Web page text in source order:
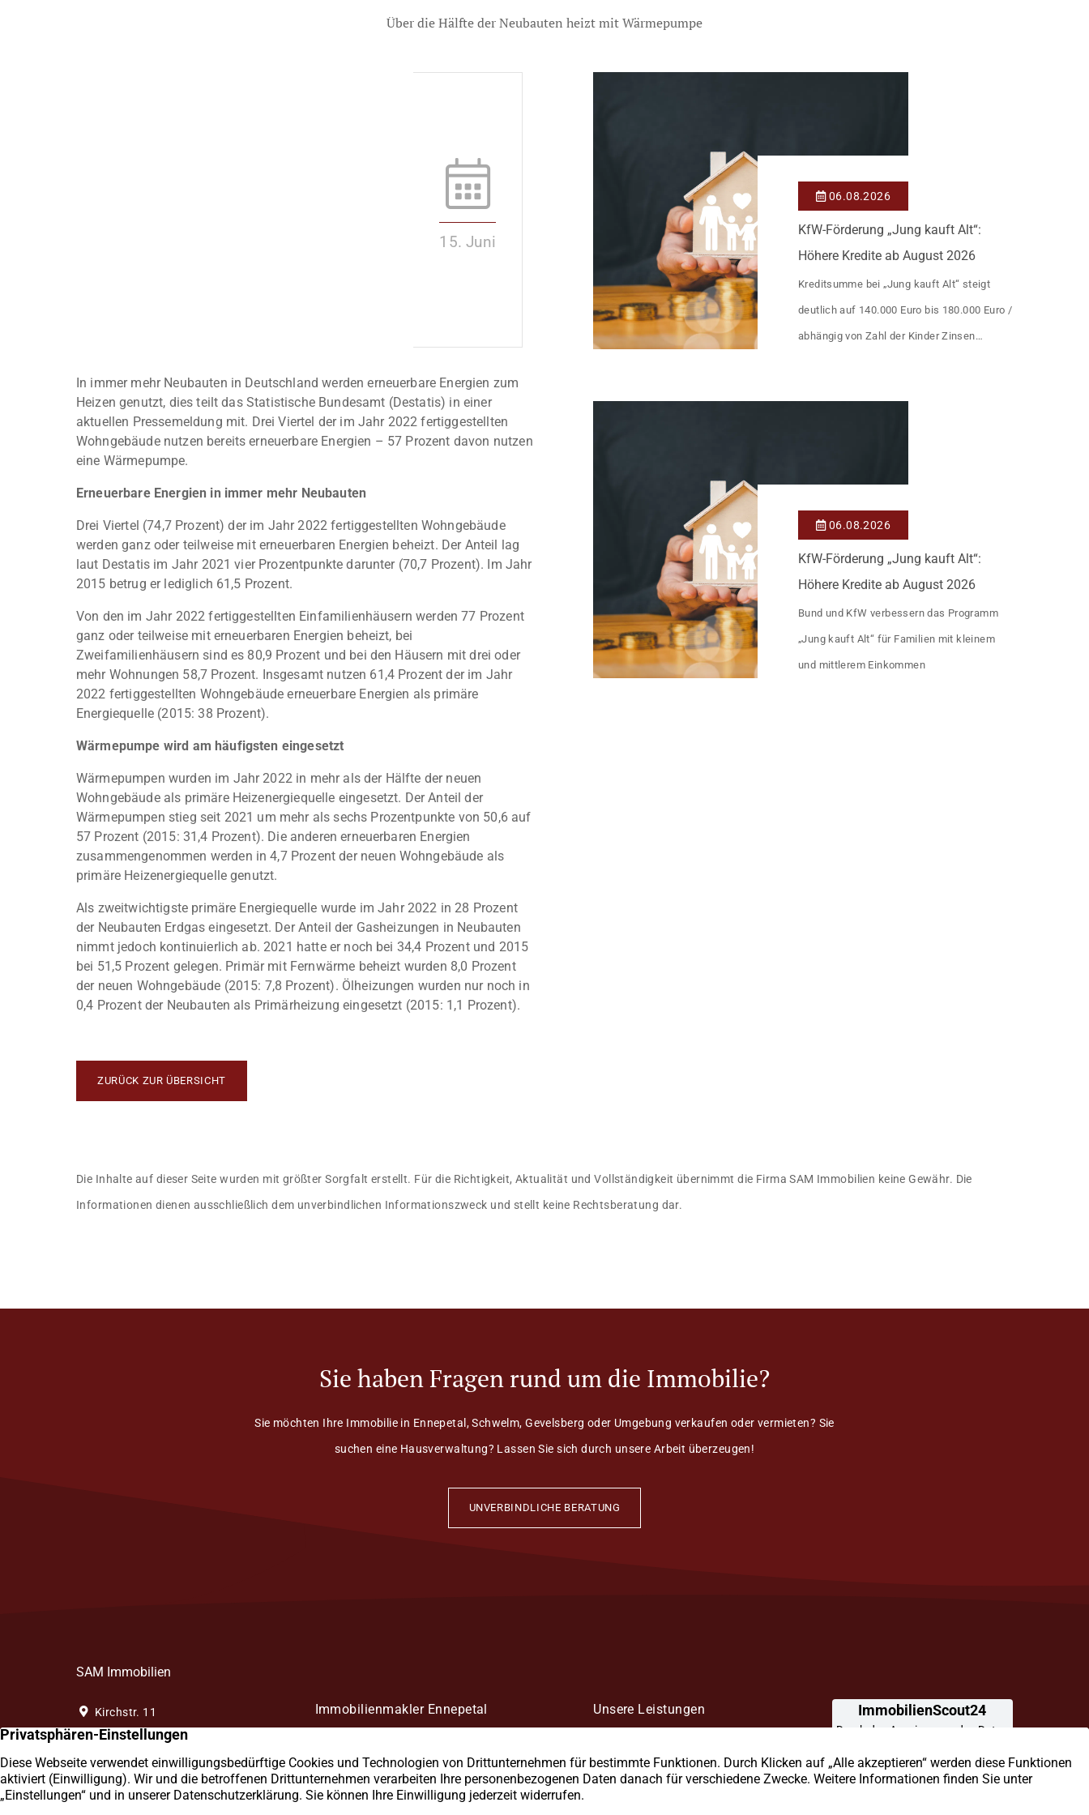
Über die Hälfte der Neubauten heizt mit Wärmepumpe
15. Juni
In immer mehr Neubauten in Deutschland werden erneuerbare Energien zum
Heizen genutzt, dies teilt das Statistische Bundesamt (Destatis) in einer
aktuellen Pressemeldung mit. Drei Viertel der im Jahr 2022 fertiggestellten
Wohngebäude nutzen bereits erneuerbare Energien – 57 Prozent davon nutzen
eine Wärmepumpe.
Erneuerbare Energien in immer mehr Neubauten
Drei Viertel (74,7 Prozent) der im Jahr 2022 fertiggestellten Wohngebäude
werden ganz oder teilweise mit erneuerbaren Energien beheizt. Der Anteil lag
laut Destatis im Jahr 2021 vier Prozentpunkte darunter (70,7 Prozent). Im Jahr
2015 betrug er lediglich 61,5 Prozent.
Von den im Jahr 2022 fertiggestellten Einfamilienhäusern werden 77 Prozent
ganz oder teilweise mit erneuerbaren Energien beheizt, bei
Zweifamilienhäusern sind es 80,9 Prozent und bei den Häusern mit drei oder
mehr Wohnungen 58,7 Prozent. Insgesamt nutzen 61,4 Prozent der im Jahr
2022 fertiggestellten Wohngebäude erneuerbare Energien als primäre
Energiequelle (2015: 38 Prozent).
Wärmepumpe wird am häufigsten eingesetzt
Wärmepumpen wurden im Jahr 2022 in mehr als der Hälfte der neuen
Wohngebäude als primäre Heizenergiequelle eingesetzt. Der Anteil der
Wärmepumpen stieg seit 2021 um mehr als sechs Prozentpunkte von 50,6 auf
57 Prozent (2015: 31,4 Prozent). Die anderen erneuerbaren Energien
zusammengenommen werden in 4,7 Prozent der neuen Wohngebäude als
primäre Heizenergiequelle genutzt.
Als zweitwichtigste primäre Energiequelle wurde im Jahr 2022 in 28 Prozent
der Neubauten Erdgas eingesetzt. Der Anteil der Gasheizungen in Neubauten
nimmt jedoch kontinuierlich ab. 2021 hatte er noch bei 34,4 Prozent und 2015
bei 51,5 Prozent gelegen. Primär mit Fernwärme beheizt wurden 8,0 Prozent
der neuen Wohngebäude (2015: 7,8 Prozent). Ölheizungen wurden nur noch in
0,4 Prozent der Neubauten als Primärheizung eingesetzt (2015: 1,1 Prozent).
ZURÜCK ZUR ÜBERSICHT
06.08.2026
KfW-Förderung „Jung kauft Alt“:
Höhere Kredite ab August 2026
Kreditsumme bei „Jung kauft Alt“ steigt
deutlich auf 140.000 Euro bis 180.000 Euro /
abhängig von Zahl der Kinder Zinsen
Einzelmaßnahmen […]
06.08.2026
KfW-Förderung „Jung kauft Alt“:
Höhere Kredite ab August 2026
Bund und KfW verbessern das Programm
„Jung kauft Alt“ für Familien mit kleinem
und mittlerem Einkommen
Die Inhalte auf dieser Seite wurden mit größter Sorgfalt erstellt. Für die Richtigkeit, Aktualität und Vollständigkeit übernimmt die Firma SAM Immobilien keine Gewähr. Die
Informationen dienen ausschließlich dem unverbindlichen Informationszweck und stellt keine Rechtsberatung dar.
Sie haben Fragen rund um die Immobilie?
Sie möchten Ihre Immobilie in Ennepetal, Schwelm, Gevelsberg oder Umgebung verkaufen oder vermieten? Sie
suchen eine Hausverwaltung? Lassen Sie sich durch unsere Arbeit überzeugen!
UNVERBINDLICHE BERATUNG
SAM Immobilien
Kirchstr. 11
58256 Ennepetal
0 23 33 / 40 39 48 8
Senden Sie uns eine E-Mail
Immobilienmakler Ennepetal
Ennepetal oder Umgebung? Überzeugen
Sie sich von unseren Referenzen.
Unsere Leistungen
Mietverwaltung & Baubegleitung für Ihre